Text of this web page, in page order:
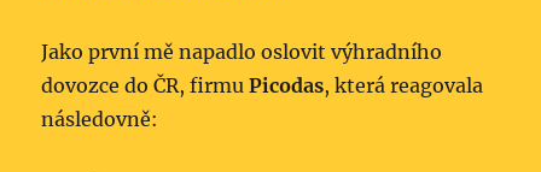
Jako první mě napadlo oslovit výhradního
dovozce do ČR, firmuPicodas, která reagovala
následovně: